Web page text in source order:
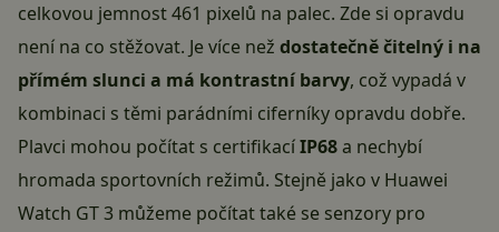
celkovou jemnost 461 pixelů na palec. Zde si opravdu
není na co stěžovat. Je více než dostatečně čitelný i na
přímém slunci a má kontrastní barvy, což vypadá v
kombinaci s těmi parádními ciferníky opravdu dobře.
Plavci mohou počítat s certifikacíIP68a nechybí
hromada sportovních režimů. Stejně jako v Huawei
Watch GT 3 můžeme počítat také se senzory pro